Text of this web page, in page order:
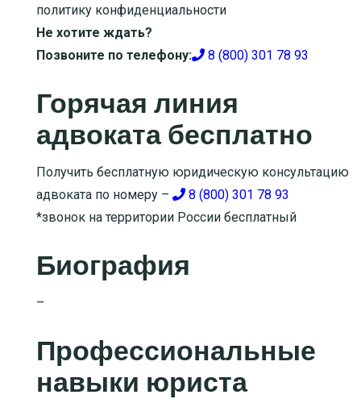
политику конфиденциальности
Не хотите ждать?
Позвоните по телефону:
8 (800) 301 78 93
Горячая линия
адвоката бесплатно
Получить бесплатную юридическую консультацию
адвоката по номеру –
8 (800) 301 78 93
*звонок на территории России бесплатный
Биография
–
Профессиональные
навыки юриста